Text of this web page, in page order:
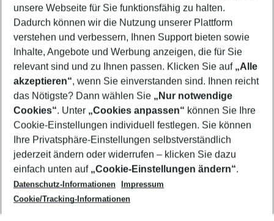
Mehr Filter anzeigen
Footer
Footer navigation
Über uns
AGB
Cookie-Einstellungen ändern
Cookie-Richtlinie
Datenschutz
Service & Hilfe
Barrierefreies Reisen
Check-in
Folgen Sie uns
unsere Webseite für Sie funktionsfähig zu halten.
Dadurch können wir die Nutzung unserer Plattform
verstehen und verbessern, Ihnen Support bieten sowie
Inhalte, Angebote und Werbung anzeigen, die für Sie
relevant sind und zu Ihnen passen. Klicken Sie auf „Alle
akzeptieren“, wenn Sie einverstanden sind. Ihnen reicht
das Nötigste? Dann wählen Sie „Nur notwendige
Cookies“. Unter „Cookies anpassen“ können Sie Ihre
Cookie-Einstellungen individuell festlegen. Sie können
Ihre Privatsphäre-Einstellungen selbstverständlich
jederzeit ändern oder widerrufen – klicken Sie dazu
einfach unten auf „Cookie-Einstellungen ändern“.
Datenschutz-Informationen
Impressum
Cookie/Tracking-Informationen